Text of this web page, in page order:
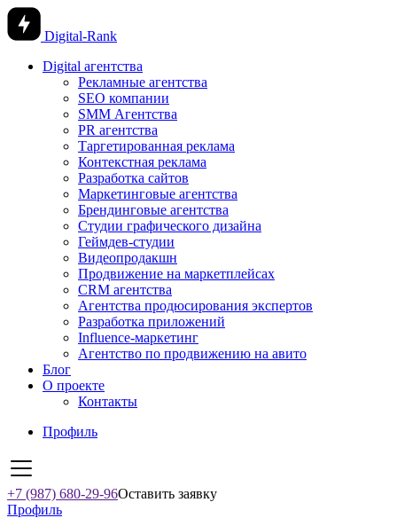
Digital-Rank
Digital агентства
Рекламные агентства
SEO компании
SMM Агентства
PR агентства
Таргетированная реклама
Контекстная реклама
Разработка сайтов
Маркетинговые агентства
Брендинговые агентства
Студии графического дизайна
Геймдев-студии
Видеопродакшн
Продвижение на маркетплейсах
CRM агентства
Агентства продюсирования экспертов
Разработка приложений
Influence-маркетинг
Агентство по продвижению на авито
Блог
О проекте
Контакты
Профиль
+7 (987) 680-29-96Оставить заявку
Профиль